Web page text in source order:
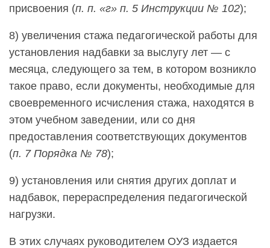
присвоения (п. п. «г» п. 5 Инструкции № 102);
8) увеличения стажа педагогической работы для
установления надбавки за выслугу лет — с
месяца, следующего за тем, в котором возникло
такое право, если документы, необходимые для
своевременного исчисления стажа, находятся в
этом учебном заведении, или со дня
предоставления соответствующих документов
(п. 7 Порядка № 78);
9) установления или снятия других доплат и
надбавок, перераспределения педагогической
нагрузки.
В этих случаях руководителем ОУЗ издается